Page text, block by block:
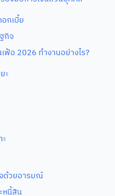
กเบี้ย
กิจ
ฟ้อ 2026 ทำงานอย่างไร?
ะ
ด้วยอารมณ์
หนี้สิน